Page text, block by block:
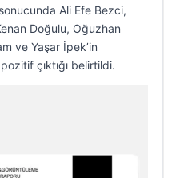
Ali Efe Bezci,
Doğulu, Oğuzhan
ve Yaşar İpek’in
çıktığı belirtildi.